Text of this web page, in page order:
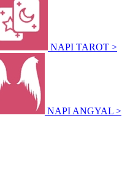
NAPI TAROT >
NAPI ANGYAL >